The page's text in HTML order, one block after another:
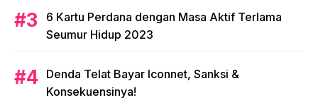
6 Kartu Perdana dengan Masa Aktif Terlama
Seumur Hidup 2023
Denda Telat Bayar Iconnet, Sanksi &
Konsekuensinya!